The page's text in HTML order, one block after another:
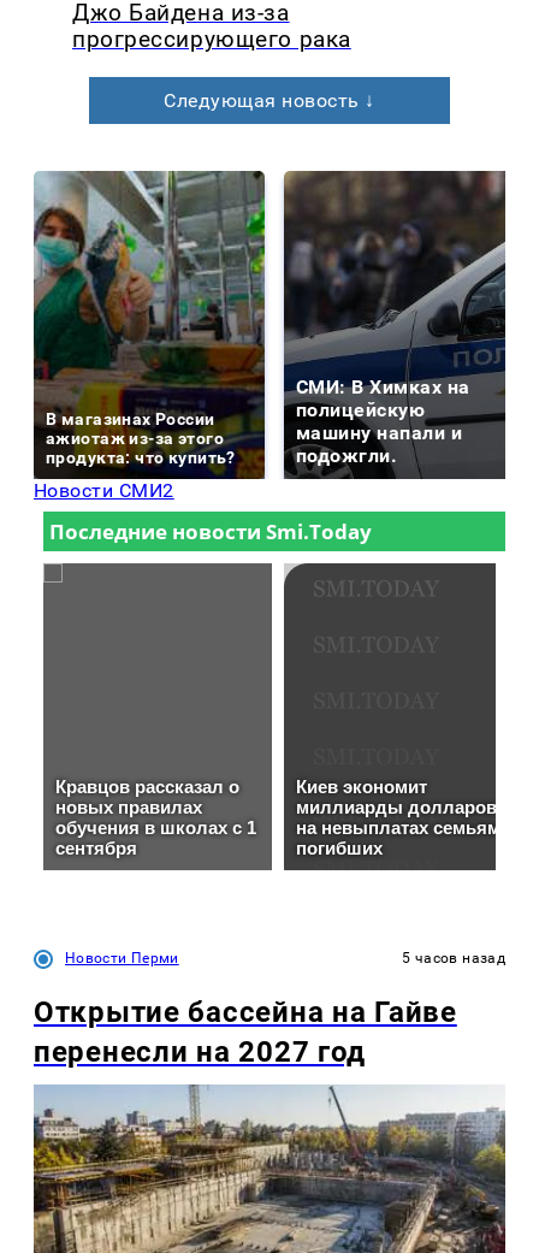
Джо Байдена из-за
прогрессирующего рака
Следующая новость ↓
В магазинах России
ажиотаж из-за этого
продукта: что купить?
СМИ: В Химках на
полицейскую
машину напали и
подожгли.
Новости СМИ2
Новости Перми 5 часов назад
Открытие бассейна на Гайве
перенесли на 2027 год